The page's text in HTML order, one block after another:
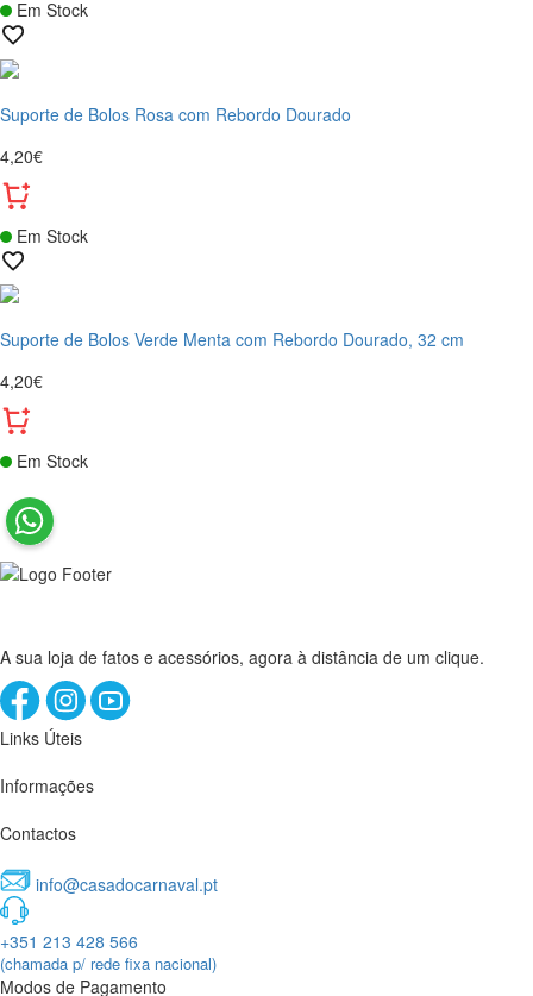
Em Stock
Suporte de Bolos Rosa com Rebordo Dourado
4,20€
Em Stock
Suporte de Bolos Verde Menta com Rebordo Dourado, 32 cm
4,20€
Em Stock
A sua loja de fatos e acessórios, agora à distância de um clique.
Links Úteis
Informações
Contactos
info@casadocarnaval.pt
+351 213 428 566
(chamada p/ rede fixa nacional)
Modos de Pagamento